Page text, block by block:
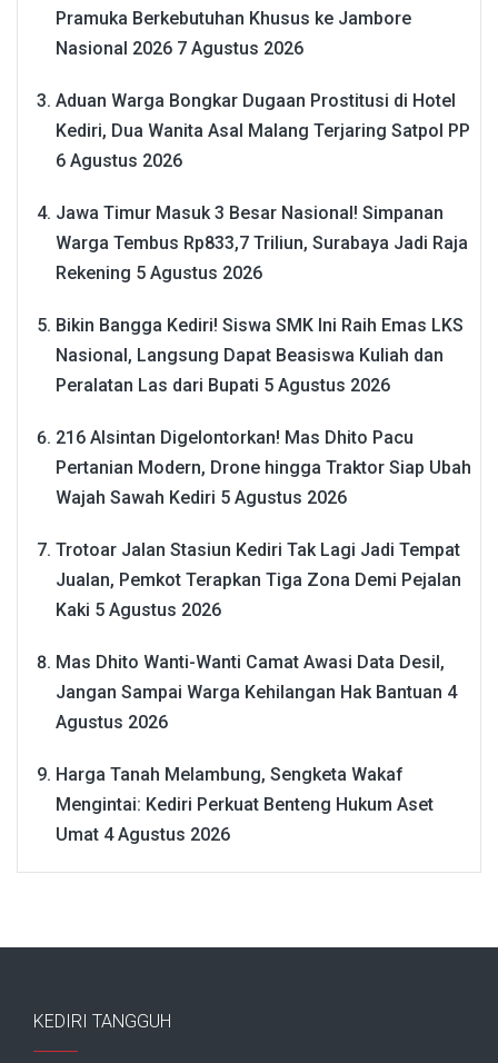
Pramuka Berkebutuhan Khusus ke Jambore
Nasional 2026 7 Agustus 2026
Aduan Warga Bongkar Dugaan Prostitusi di Hotel
Kediri, Dua Wanita Asal Malang Terjaring Satpol PP
6 Agustus 2026
Jawa Timur Masuk 3 Besar Nasional! Simpanan
Warga Tembus Rp833,7 Triliun, Surabaya Jadi Raja
Rekening 5 Agustus 2026
Bikin Bangga Kediri! Siswa SMK Ini Raih Emas LKS
Nasional, Langsung Dapat Beasiswa Kuliah dan
Peralatan Las dari Bupati 5 Agustus 2026
216 Alsintan Digelontorkan! Mas Dhito Pacu
Pertanian Modern, Drone hingga Traktor Siap Ubah
Wajah Sawah Kediri 5 Agustus 2026
Trotoar Jalan Stasiun Kediri Tak Lagi Jadi Tempat
Jualan, Pemkot Terapkan Tiga Zona Demi Pejalan
Kaki 5 Agustus 2026
Mas Dhito Wanti-Wanti Camat Awasi Data Desil,
Jangan Sampai Warga Kehilangan Hak Bantuan 4
Agustus 2026
Harga Tanah Melambung, Sengketa Wakaf
Mengintai: Kediri Perkuat Benteng Hukum Aset
Umat 4 Agustus 2026
KEDIRI TANGGUH